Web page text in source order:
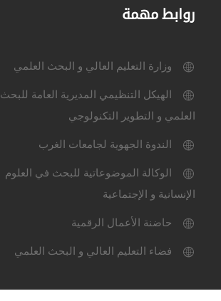
روابط مهمة
وزارة التعليم العالي و البحث العلمي
الهيكل التنظيمي المديرية العامة للبحث
العلمي و التطوير التكنولوجي
الندوة الجهوية لجامعات الغرب
الوكالة الموضوعاتية للبحث في العلوم
الإنسانية و الإجتماعية
حاضنة الأعمال الرقمية
فضاء التعليم العالي و البحث العلمي